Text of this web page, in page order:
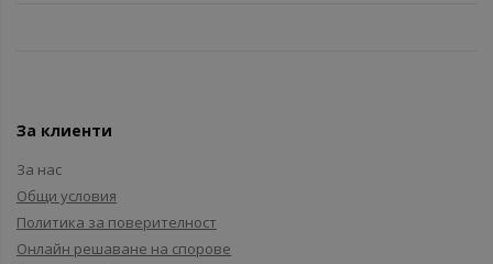
За клиенти
За нас
Общи условия
Политика за поверителност
Онлайн решаване на спорове